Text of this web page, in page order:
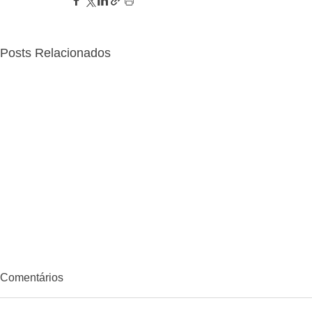
Posts Relacionados
Comentários